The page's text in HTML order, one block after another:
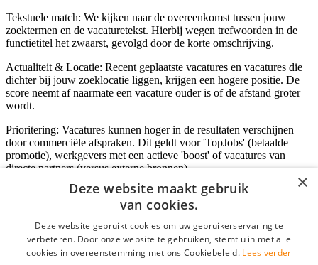
Tekstuele match: We kijken naar de overeenkomst tussen jouw
zoektermen en de vacaturetekst. Hierbij wegen trefwoorden in de
functietitel het zwaarst, gevolgd door de korte omschrijving.
Actualiteit & Locatie: Recent geplaatste vacatures en vacatures die
dichter bij jouw zoeklocatie liggen, krijgen een hogere positie. De
score neemt af naarmate een vacature ouder is of de afstand groter
wordt.
Prioritering: Vacatures kunnen hoger in de resultaten verschijnen
door commerciële afspraken. Dit geldt voor 'TopJobs' (betaalde
promotie), werkgevers met een actieve 'boost' of vacatures van
directe partners (versus externe bronnen).
Inloggen als bedrijf
*
×
Deze website maakt gebruik
van cookies.
Deze website gebruikt cookies om uw gebruikerservaring te
verbeteren. Door onze website te gebruiken, stemt u in met alle
cookies in overeenstemming met ons Cookiebeleid. Lees verder